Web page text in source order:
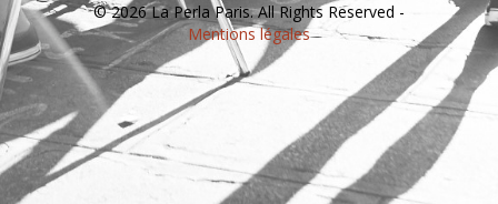
© 2026 La Perla Paris. All Rights Reserved -
Mentions légales